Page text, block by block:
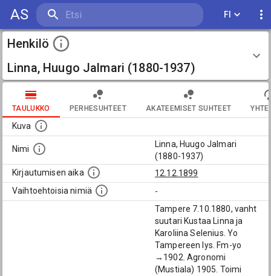
AS FI
Henkilö
Linna, Huugo Jalmari (1880-1937)
TAULUKKO PERHESUHTEET AKATEEMISET SUHTEET
Kuva
Nimi
Linna, Huugo Jalmari
(1880-1937)
Kirjautumisen aika
12.12.1899
Vaihtoehtoisia nimiä
-
Tampere 7.10.1880, vanht
suutari Kustaa Linna ja
Karoliina Selenius. Yo
Tampereen lys. Fm-yo
→1902. Agronomi
(Mustiala) 1905. Toimi